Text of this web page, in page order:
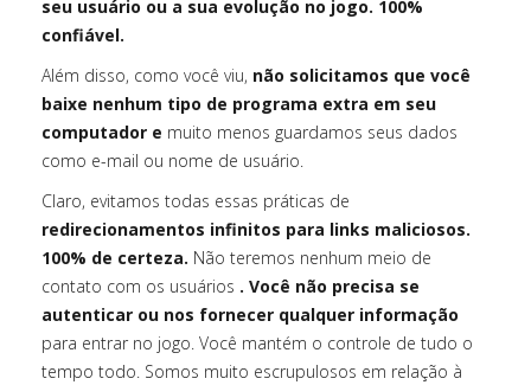
seu usuário ou a sua evolução no jogo. 100%
confiável.
Além disso, como você viu, não solicitamos que você
baixe nenhum tipo de programa extra em seu
computador e muito menos guardamos seus dados
como e-mail ou nome de usuário.
Claro, evitamos todas essas práticas de
redirecionamentos infinitos para links maliciosos.
100% de certeza. Não teremos nenhum meio de
contato com os usuários . Você não precisa se
autenticar ou nos fornecer qualquer informação
para entrar no jogo. Você mantém o controle de tudo o
tempo todo. Somos muito escrupulosos em relação à